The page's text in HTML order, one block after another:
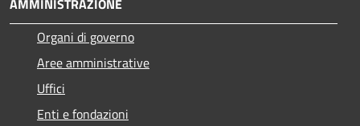
Organi di governo
Aree amministrative
Uffici
Enti e fondazioni